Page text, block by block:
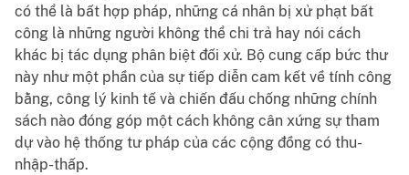
có thể là bất hợp pháp, những cá nhân bị xử phạt bất
công là những người không thể chi trả hay nói cách
khác bị tác dụng phân biệt đối xử. Bộ cung cấp bức thư
này như một phần của sự tiếp diễn cam kết về tính công
bằng, công lý kinh tế và chiến đấu chống những chính
sách nào đóng góp một cách không cân xứng sự tham
dự vào hệ thống tư pháp của các cộng đồng có thu-
nhập-thấp.